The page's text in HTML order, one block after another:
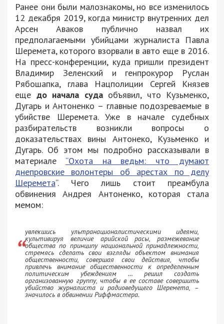
Ранее они были малознакомы, но все изменилось
12 декабря 2019, когда министр внутренних дел
Арсен Аваков публично назвал их
предполагаемыми убийцами журналиста Павла
Шеремета, которого взорвали в авто еще в 2016.
На пресс-конференции, куда пришли президент
Владимир Зеленский и генпрокурор Руслан
Рябошапка, глава Нацполиции Сергей Князев
еще до начала судаобъявил, что Кузьменко,
Дугарь и Антоненко – главные подозреваемые в
убийстве Шеремета. Уже в начале судебных
разбирательств возникли вопросы о
доказательствах вины Антонеко, Кузьменко и
Дугарь. Об этом мы подробно рассказывали в
материале “Охота на ведьм: что думают
днепровские волонтеры об арестах по делу
Шеремета“. Чего лишь стоит преамбула
обвинения Андрея Антоненко, которая стала
мемом:
увлекшись ультранационалистическими идеями,
культивируя величие арийской расы, размежевание
общества по принципу национальной принадлежности,
стремясь сделать свои взгляды объектом внимания
общественности, совершая свои действия, чтобы
привлечь внимание общественности к определенным
политическим убеждениям … решил создать
организованную группу, чтобы в ее составе совершить
убийство журналиста и радиоведущего Шеремета, –
значилось в обвинении Риффмастера.